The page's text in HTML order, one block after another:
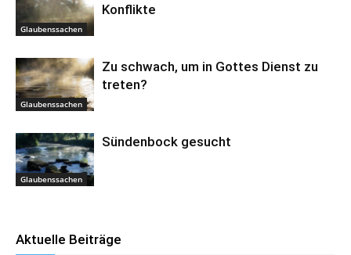
Glaubenssachen
Konflikte
Glaubenssachen
Zu schwach, um in Gottes Dienst zu
treten?
Glaubenssachen
Sündenbock gesucht
Aktuelle Beiträge